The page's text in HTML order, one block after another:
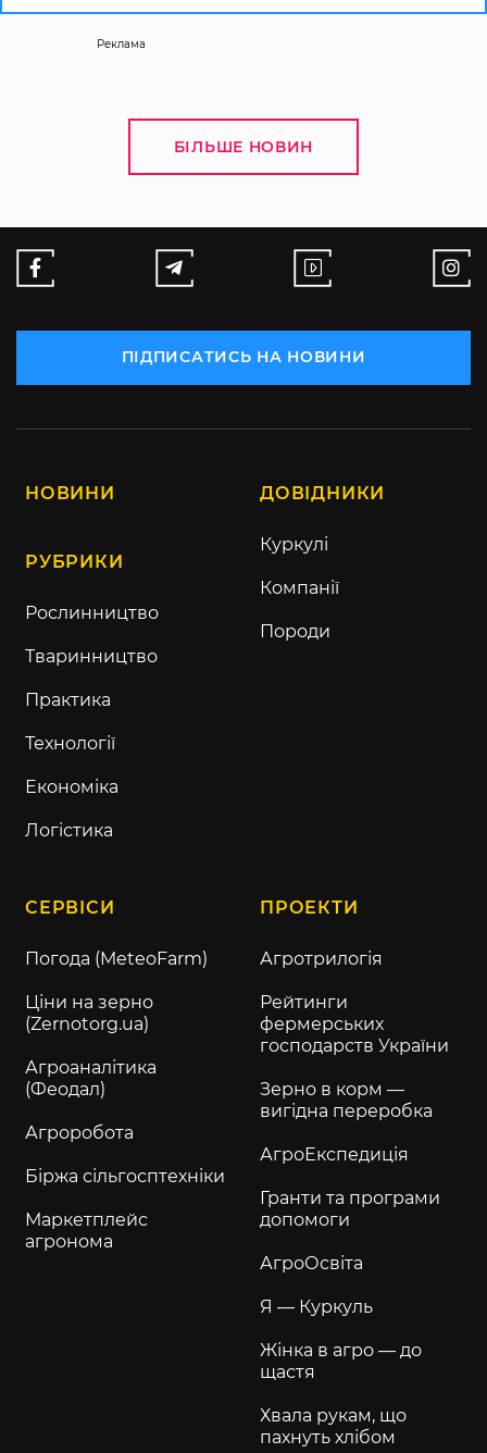
Реклама
БІЛЬШЕ НОВИН
ПІДПИСАТИСЬ НА НОВИНИ
НОВИНИ
РУБРИКИ
Рослинництво
Тваринництво
Практика
Технології
Економіка
Логістика
ДОВІДНИКИ
Куркулі
Компанії
Породи
СЕРВІСИ
Погода (MeteoFarm)
Ціни на зерно
(Zernotorg.ua)
Агроаналітика
(Феодал)
Агроробота
Біржа сільгосптехніки
Маркетплейс
агронома
ПРОЕКТИ
Агротрилогія
Рейтинги
фермерських
господарств України
Зерно в корм —
вигідна переробка
АгроЕкспедиція
Гранти та програми
допомоги
АгроОсвіта
Я — Куркуль
Жінка в агро — до
щастя
Хвала рукам, що
пахнуть хлібом